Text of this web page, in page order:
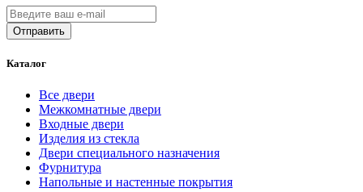
Каталог
Все двери
Межкомнатные двери
Входные двери
Изделия из стекла
Двери специального назначения
Фурнитура
Напольные и настенные покрытия